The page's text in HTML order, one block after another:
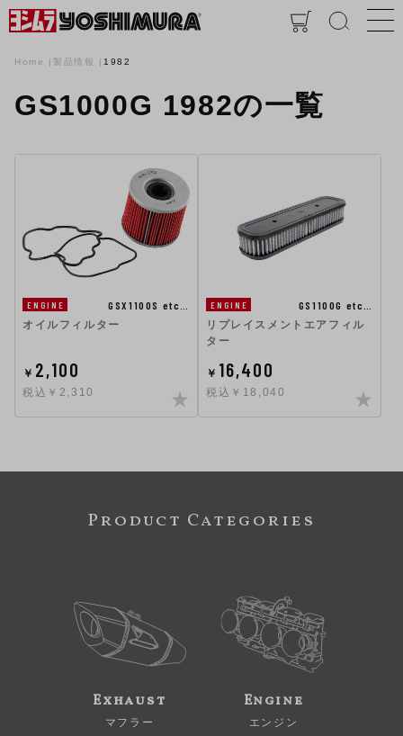
Home 製品情報 1982
GS1000G 1982の一覧
ENGINE
GSX1100S etc…
オイルフィルター
￥ 2,100
税込￥2,310
ENGINE
GS1100G etc…
リプレイスメントエアフィル
ター
￥ 16,400
税込￥18,040
Product Categories
Exhaust
マフラー
Engine
エンジン